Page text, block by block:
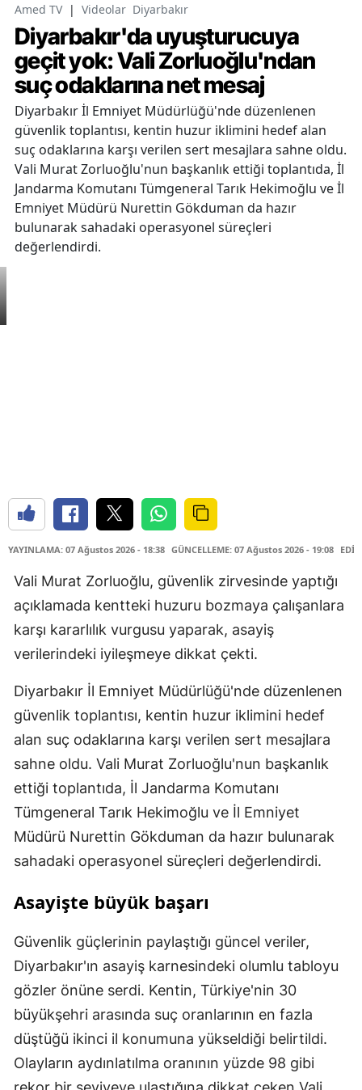
Amed TV | Videolar Diyarbakır
Diyarbakır'da uyuşturucuya
geçit yok: Vali Zorluoğlu'ndan
suç odaklarına net mesaj
Diyarbakır İl Emniyet Müdürlüğü'nde düzenlenen
güvenlik toplantısı, kentin huzur iklimini hedef alan
suç odaklarına karşı verilen sert mesajlara sahne oldu.
Vali Murat Zorluoğlu'nun başkanlık ettiği toplantıda, İl
Jandarma Komutanı Tümgeneral Tarık Hekimoğlu ve İl
Emniyet Müdürü Nurettin Gökduman da hazır
bulunarak sahadaki operasyonel süreçleri
değerlendirdi.
YAYINLAMA: 07 Ağustos 2026 - 18:38 GÜNCELLEME: 07 Ağustos 2026 - 19:08
Vali Murat Zorluoğlu, güvenlik zirvesinde yaptığı
açıklamada kentteki huzuru bozmaya çalışanlara
karşı kararlılık vurgusu yaparak, asayiş
verilerindeki iyileşmeye dikkat çekti.
Diyarbakır İl Emniyet Müdürlüğü'nde düzenlenen
güvenlik toplantısı, kentin huzur iklimini hedef
alan suç odaklarına karşı verilen sert mesajlara
sahne oldu. Vali Murat Zorluoğlu'nun başkanlık
ettiği toplantıda, İl Jandarma Komutanı
Tümgeneral Tarık Hekimoğlu ve İl Emniyet
Müdürü Nurettin Gökduman da hazır bulunarak
sahadaki operasyonel süreçleri değerlendirdi.
Asayişte büyük başarı
Güvenlik güçlerinin paylaştığı güncel veriler,
Diyarbakır'ın asayiş karnesindeki olumlu tabloyu
gözler önüne serdi. Kentin, Türkiye'nin 30
büyükşehri arasında suç oranlarının en fazla
düştüğü ikinci il konumuna yükseldiği belirtildi.
Olayların aydınlatılma oranının yüzde 98 gibi